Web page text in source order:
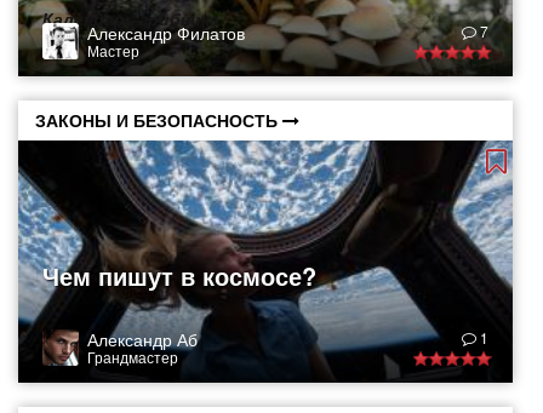
Календарь грибника
Александр Филатов
Мастер
7
ЗАКОНЫ И БЕЗОПАСНОСТЬ
Чем пишут в космосе?
Александр Аб
Грандмастер
1